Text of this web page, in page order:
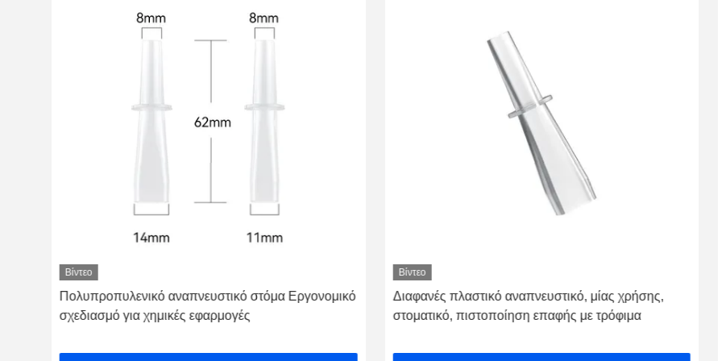
Βίντεο
Πολυπροπυλενικό αναπνευστικό στόμα Εργονομικό
σχεδιασμό για χημικές εφαρμογές
Βίντεο
Διαφανές πλαστικό αναπνευστικό, μίας χρήσης,
στοματικό, πιστοποίηση επαφής με τρόφιμα